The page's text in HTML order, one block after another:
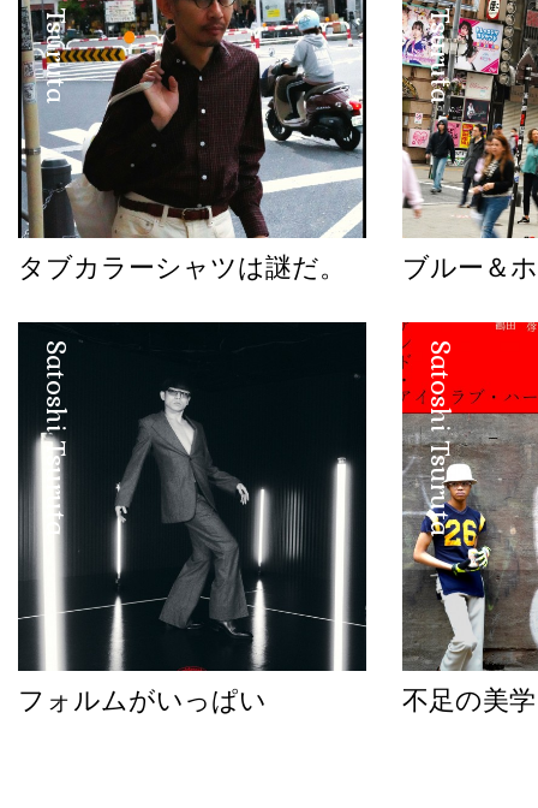
タブカラーシャツは謎だ。 ブルー＆
Satoshi Tsuruta
フォルムがいっぱい
Satoshi Tsuruta
不足の美学